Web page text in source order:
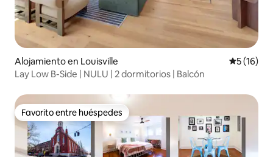
Alojamiento en Louisville
5 (16)
Lay Low B-Side | NULU | 2 dormitorios | Balcón
Favorito entre huéspedes
Favorito entre huéspedes